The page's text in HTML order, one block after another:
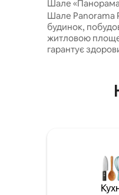
Шале «Панорама
Шале Panorama
будинок,
житловою
гарантує
гостьовим
поверсі – 2
відпочинком у
гір Гарц
режим